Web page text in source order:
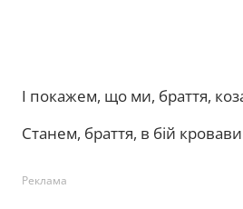
І покажем, що ми, браття,
Станем, браття, в бій
Реклама